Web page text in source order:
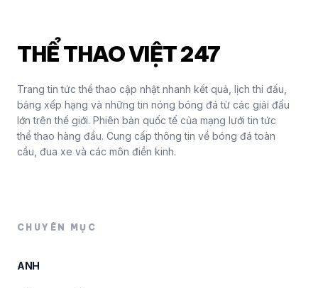
THỂ THAO VIỆT 247
Trang tin tức thể thao cập nhật nhanh kết quả, lịch thi đấu,
bảng xếp hạng và những tin nóng bóng đá từ các giải đấu
lớn trên thế giới. Phiên bản quốc tế của mạng lưới tin tức
thể thao hàng đầu. Cung cấp thông tin về bóng đá toàn
cầu, đua xe và các môn điền kinh.
CHUYÊN MỤC
ANH